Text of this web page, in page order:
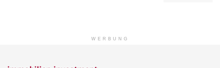
WERBUNG